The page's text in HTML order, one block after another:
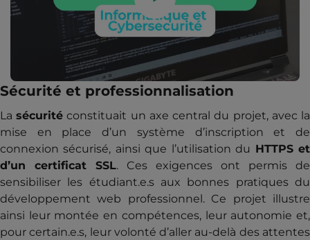
Sécurité et professionnalisation
Lasécurité constituait un axe central du projet, avec la
mise en place d’un système d’inscription et de
connexion sécurisé, ainsi que l’utilisation du HTTPS et
d’un certificat SSL. Ces exigences ont permis de
sensibiliser les étudiant.e.s aux bonnes pratiques du
développement web professionnel. Ce projet illustre
ainsi leur montée en compétences, leur autonomie et,
pour certain.e.s, leur volonté d’aller au-delà des attentes